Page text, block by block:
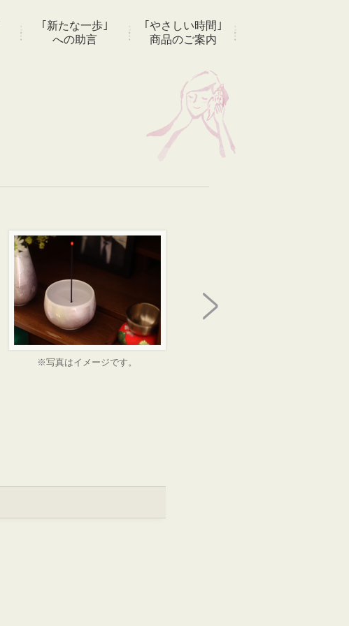
｢新たな一歩｣
への助言
｢やさしい時間｣
商品のご案内
※写真はイメージです。